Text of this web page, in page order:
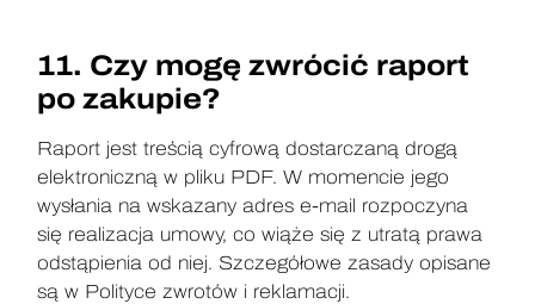
11. Czy mogę zwrócić raport
po zakupie?
Raport jest treścią cyfrową dostarczaną drogą
elektroniczną w pliku PDF. W momencie jego
wysłania na wskazany adres e-mail rozpoczyna
się realizacja umowy, co wiąże się z utratą prawa
odstąpienia od niej. Szczegółowe zasady opisane
są w Polityce zwrotów i reklamacji.